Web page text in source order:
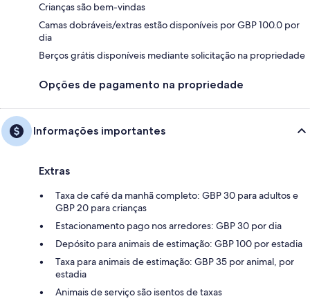
Crianças são bem-vindas
Camas dobráveis/extras estão disponíveis por GBP 100.0 por
dia
Berços grátis disponíveis mediante solicitação na propriedade
Opções de pagamento na propriedade
Informações importantes
Extras
Taxa de café da manhã completo: GBP 30 para adultos e
GBP 20 para crianças
Estacionamento pago nos arredores: GBP 30 por dia
Depósito para animais de estimação: GBP 100 por estadia
Taxa para animais de estimação: GBP 35 por animal, por
estadia
Animais de serviço são isentos de taxas